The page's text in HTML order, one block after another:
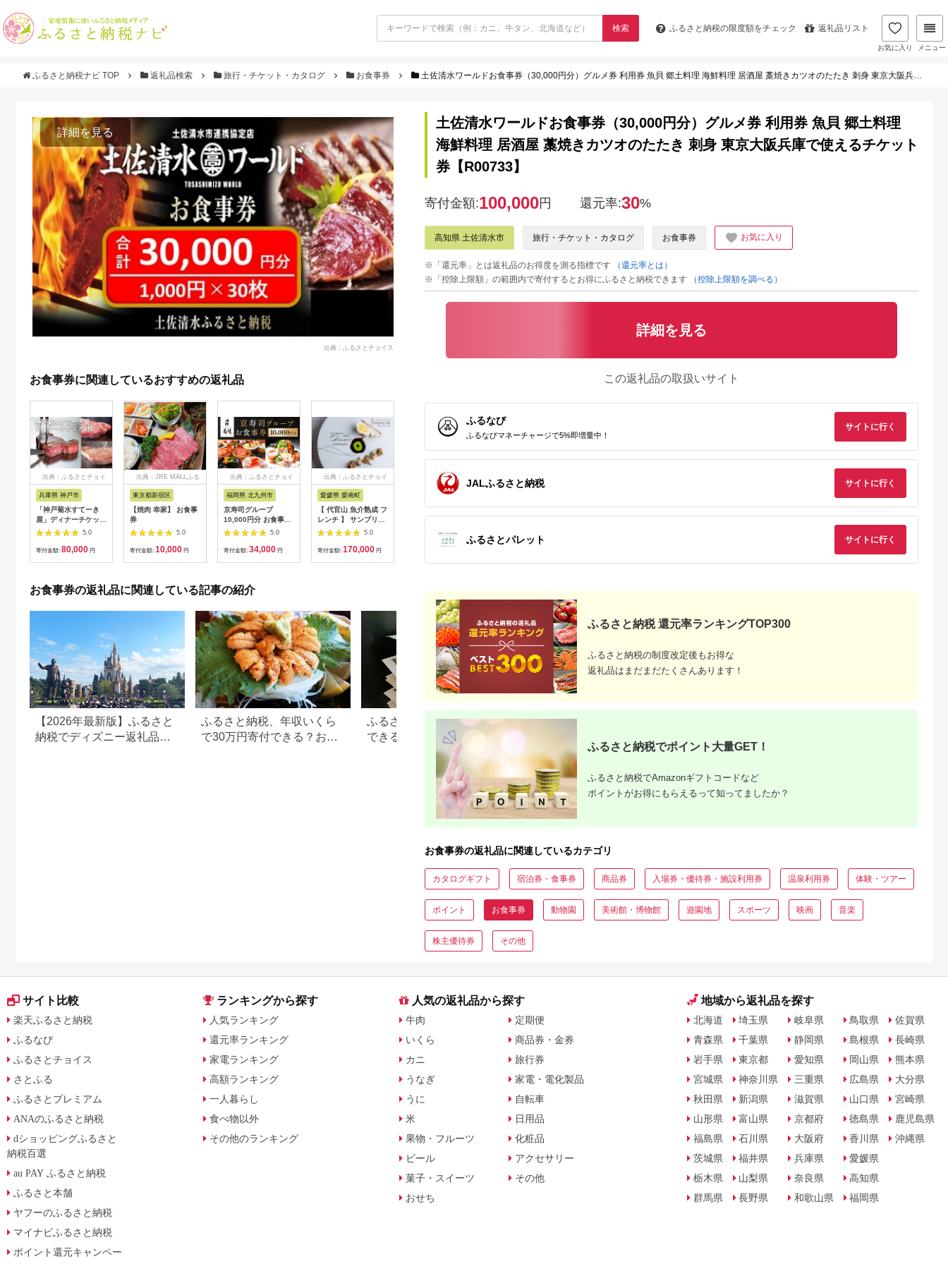
検索 ふるさと納税の限度額をチェック 返礼品リスト
お気に入り メニュー
ふるさと納税ナビ TOP 返礼品検索 旅行・チケット・カタログ お食事券 土佐清水ワールドお食事券（30,000円分）グルメ券 利用券 魚貝 郷土料理 海鮮料理 居酒屋 藁焼きカツオのたたき 刺身 東京大阪兵庫で使えるチケット券【R00733】
詳細を見る
出典：ふるさとチョイス
お食事券に関連しているおすすめの返礼品
出典：ふるさとチョイ
兵庫県 神戸市
「神戸菊水すてーき
屋」ディナーチケット
（2枚）
5.0
寄付金額: 80,000 円
出典：JRE MALLふる
東京都新宿区
【焼肉 幸家】 お食事
券
5.0
寄付金額: 10,000 円
出典：ふるさとチョイ
福岡県 北九州市
京寿司グループ
10,000円分 お食事券
1000円×10枚 食事チ
ケット チケット 寿司
福岡県 北九州市
5.0
寄付金額: 34,000 円
出典：ふるさとチョイ
愛媛県 愛南町
【 代官山 魚介熟成 フ
レンチ 】 サンプリシ
テ 「 愛南町 ディナー
コース 」 食事券 2名
様分
5.0
寄付金額: 170,000 円
出典：ふるさとチョイ
ス
兵庫県 芦屋市
【ふるさと納税】「ホ
分 (1000円×20枚)
【宿泊券 お食事券 入
大浴場 レストラン カ
フェ 食事 ランチ ディ
5.0
67,000
料亭金城樓のお食事券
『多来多来』の特撰牛
東京スカイツリー ラ
ス
お花屋さんのカフェ
兵庫県 神戸市
「ホテル ラ・スイー
ー券
お食事券の返礼品に関連している記事の紹介
【2026年最新版】ふるさと
納税でディズニー返礼品は
ふるさと納税、年収いくら
で30万円寄付できる？おす
ふるさと納税で15万円寄付
できる年収は？家電などお
すすめ返礼品も
【2026年】ふるさと納税
すすめ返礼品！
土佐清水ワールドお食事券（30,000円分）グルメ券 利用券 魚貝 郷土料理
海鮮料理 居酒屋 藁焼きカツオのたたき 刺身 東京大阪兵庫で使えるチケット
券【R00733】
寄付金額:100,000円 還元率:30%
高知県 土佐清水市 旅行・チケット・カタログ お食事券 お気に入り
※「還元率」とは返礼品のお得度を測る指標です
（還元率とは）
※「控除上限額」の範囲内で寄付するとお得にふるさと納税できます
（控除上限額を調べる）
詳細を見る
この返礼品の取扱いサイト
ふるなび
ふるなびマネーチャージで5%即増量中！
サイトに行く
JALふるさと納税 サイトに行く
ふるさとパレット サイトに行く
ふるさと納税 還元率ランキングTOP300
ふるさと納税の制度改定後もお得な
返礼品はまだまだたくさんあります！
ふるさと納税でポイント大量GET！
ふるさと納税でAmazonギフトコードなど
ポイントがお得にもらえるって知ってましたか？
お食事券の返礼品に関連しているカテゴリ
カタログギフト 宿泊券・食事券 商品券 入場券・優待券・施設利用券 温泉利用券 体験・ツアー
ポイント お食事券 動物園 美術館・博物館 遊園地 スポーツ 映画 音楽
株主優待券 その他
サイト比較
楽天ふるさと納税
ふるなび
ふるさとチョイス
さとふる
ふるさとプレミアム
ANAのふるさと納税
dショッピングふるさと
納税百選
au PAY ふるさと納税
ふるさと本舗
ヤフーのふるさと納税
マイナビふるさと納税
ポイント還元キャンペー
ランキングから探す
人気ランキング
還元率ランキング
家電ランキング
高額ランキング
一人暮らし
食べ物以外
その他のランキング
人気の返礼品から探す
牛肉
いくら
カニ
うなぎ
うに
米
果物・フルーツ
ビール
菓子・スイーツ
おせち
定期便
商品券・金券
旅行券
家電・電化製品
自転車
日用品
化粧品
アクセサリー
その他
地域から返礼品を探す
北海道
青森県
岩手県
宮城県
秋田県
山形県
福島県
茨城県
栃木県
群馬県
埼玉県
千葉県
東京都
神奈川県
新潟県
富山県
石川県
福井県
山梨県
長野県
岐阜県
静岡県
愛知県
三重県
滋賀県
京都府
大阪府
兵庫県
奈良県
和歌山県
鳥取県
島根県
岡山県
広島県
山口県
徳島県
香川県
愛媛県
高知県
福岡県
佐賀県
長崎県
熊本県
大分県
宮崎県
鹿児島県
沖縄県